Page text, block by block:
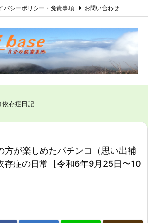
バシーポリシー・免責事項 お問い合わせ
依存症日記
方が楽しめたパチンコ（思い出補
存症の日常【令和6年9月25日〜10